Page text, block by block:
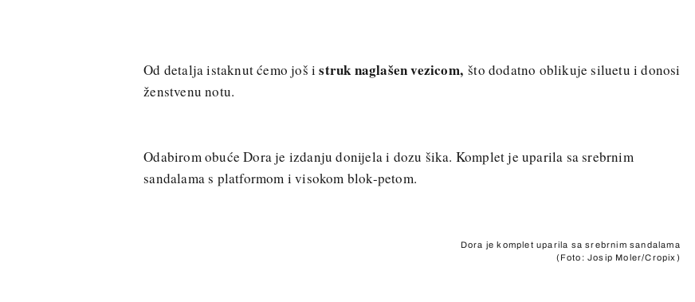
Od detalja istaknut ćemo još istruk naglašen vezicom,što dodatno oblikuje siluetu i donosi
ženstvenu notu.
Odabirom obuće Dora je izdanju donijela i dozu šika. Komplet je uparila sa srebrnim
sandalama s platformom i visokom blok-petom.
Dora je komplet uparila sa srebrnim sandalama
(Foto: Josip Moler/Cropix)